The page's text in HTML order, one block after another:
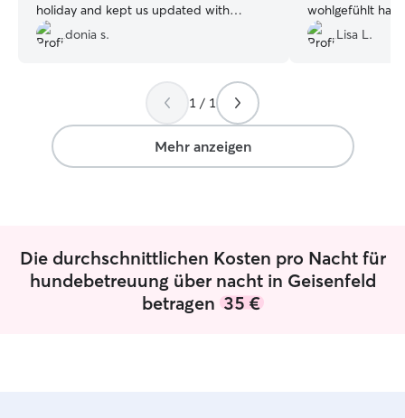
holiday and kept us updated with
pictures and videos. We would definitely
choose her to take care of Bella again!
donia s.
wohlgefühlt hat
aufgehoben
sympathisch
würden Nero
gutem Gefühl
Lisa L.
1 / 1
Mehr anzeigen
Die durchschnittlichen Kosten pro Nacht für
hundebetreuung über nacht in Geisenfeld
betragen 35 €